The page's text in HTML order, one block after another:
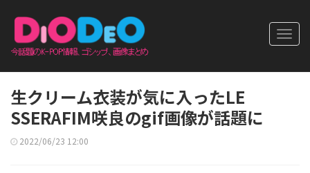
生クリーム衣装が気に入ったLE
SSERAFIM咲良のgif画像が話題に
2022/06/23 12:00